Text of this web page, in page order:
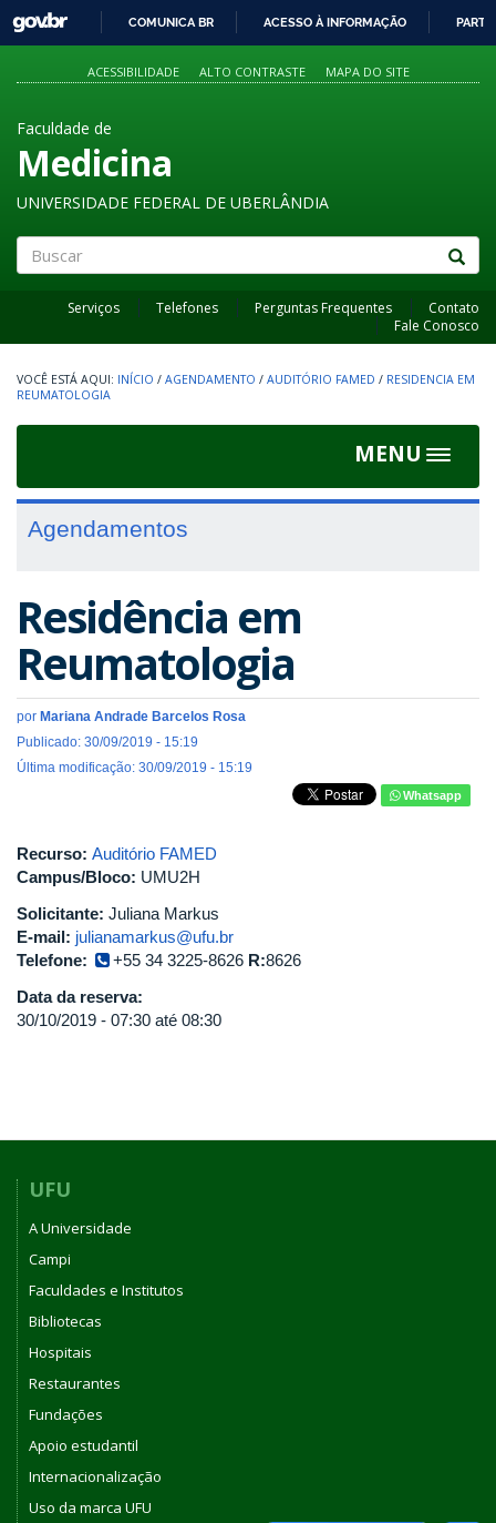
PARA
O
GOVBR
COMUNICA BR ACESSO À INFORMAÇÃO
ACESSIBILIDADE ALTO CONTRASTE MAPA DO SITE
Faculdade de
Medicina
UNIVERSIDADE FEDERAL DE UBERLÂNDIA
Serviços Telefones Perguntas Frequentes
Contato
Fale Conosco
INÍCIO / AGENDAMENTO / AUDITÓRIO FAMED / RESIDENCIA EM
REUMATOLOGIA
MENU
Toggle
Agendamentos
Residência em
Reumatologia
por Mariana Andrade Barcelos Rosa
Publicado: 30/09/2019 - 15:19
Última modificação: 30/09/2019 - 15:19
Whatsapp
Recurso: Auditório FAMED
Campus/Bloco: UMU2H
Solicitante: Juliana Markus
E-mail: julianamarkus@ufu.br
Telefone:
+55 34 3225-8626 R:8626
Data da reserva:
30/10/2019 - 07:30 até 08:30
UFU
A Universidade
Campi
Faculdades e Institutos
Bibliotecas
Hospitais
Restaurantes
Fundações
Apoio estudantil
Internacionalização
Uso da marca UFU